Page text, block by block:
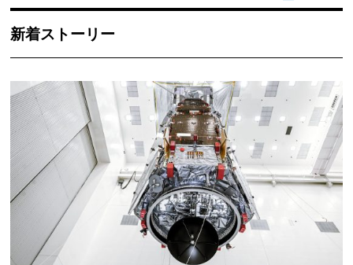
新着ストーリー